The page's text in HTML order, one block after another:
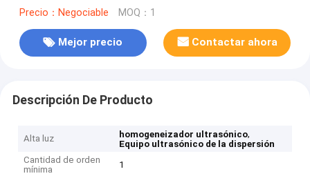
la solución del derretimiento del metal
Precio：Negociable MOQ：1
Mejor precio Contactar ahora
Descripción De Producto
Alta luz homogeneizador ultrasónico,
Equipo ultrasónico de la dispersión
Cantidad de orden
mínima
1